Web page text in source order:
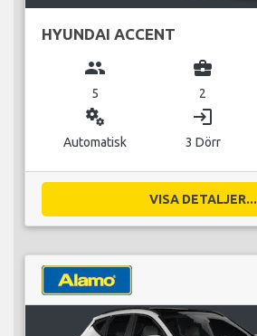
HYUNDAI ACCENT
group
5
business_center
2
miscellaneous_services
Automatisk
login
3 Dörr
VISA DETALJER...